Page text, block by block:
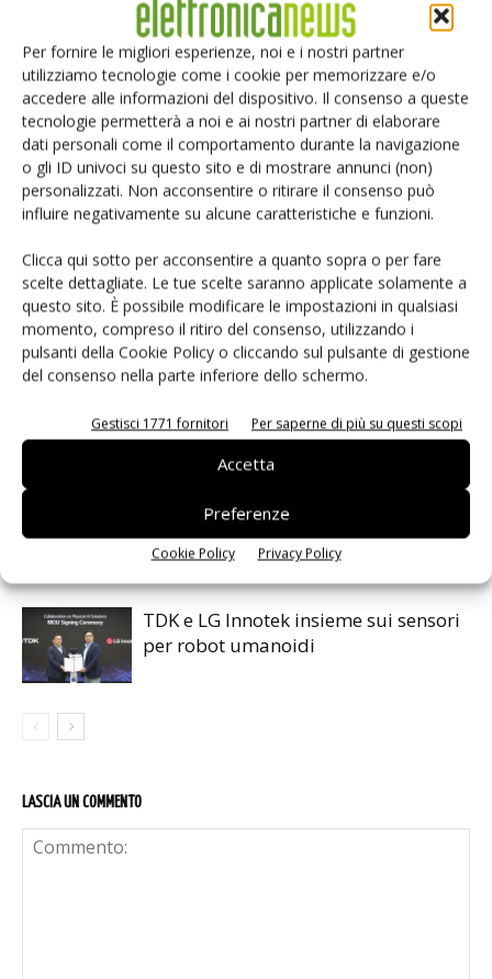
Per fornire le migliori esperienze, noi e i nostri partner
utilizziamo tecnologie come i cookie per memorizzare e/o
accedere alle informazioni del dispositivo. Il consenso a queste
tecnologie permetterà a noi e ai nostri partner di elaborare
dati personali come il comportamento durante la navigazione
o gli ID univoci su questo sito e di mostrare annunci (non)
personalizzati. Non acconsentire o ritirare il consenso può
influire negativamente su alcune caratteristiche e funzioni.
Clicca qui sotto per acconsentire a quanto sopra o per fare
scelte dettagliate. Le tue scelte saranno applicate solamente a
questo sito. È possibile modificare le impostazioni in qualsiasi
momento, compreso il ritiro del consenso, utilizzando i
pulsanti della Cookie Policy o cliccando sul pulsante di gestione
del consenso nella parte inferiore dello schermo.
Gestisci 1771 fornitori Per saperne di più su questi scopi
Accetta
Preferenze
Cookie Policy Privacy Policy
reale, specialmente nelle applicazioni di realtà aumentata e
realtà virtuale.
TAG Indossabili Mems Sensori
ARTICOLI CORRELATI ALTRO DALL'AUTORE
l’automazione industriale
Renesas lancia la piattaforma
MRDIMM Gen 3
TDK e LG Innotek insieme sui sensori
per robot umanoidi
LASCIA UN COMMENTO